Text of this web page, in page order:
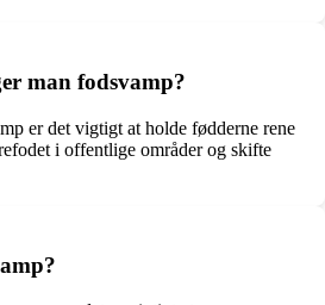
man fodsvamp?
er det vigtigt at holde fødderne rene
i offentlige områder og skifte